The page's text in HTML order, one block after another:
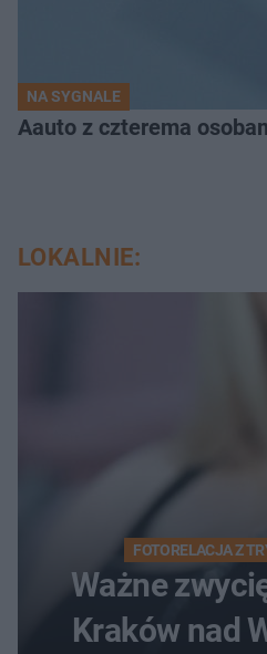
NA SYGNALE
Aauto z czterema
LOKALNIE:
FOTORELACJA Z
Ważne
Kraków nad